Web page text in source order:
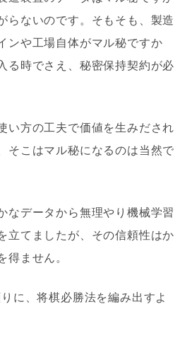
らないのです。そもそも、製造
ンや工場自体がマル秘ですか
る時でさえ、秘密保持契約が必
い方の工夫で価値を生みだされ
そこはマル秘になるのは当然で
なデータから無理やり機械学習
立てましたが、その信頼性はか
得ません。
に、将棋必勝法を編み出すよ